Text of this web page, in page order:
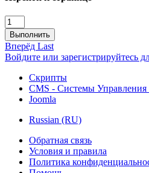
Выполнить
Вперёд Last
Войдите или зарегистрируйтесь
Скрипты
CMS - Системы Управления
Joomla
Russian (RU)
Обратная связь
Условия и правила
Политика